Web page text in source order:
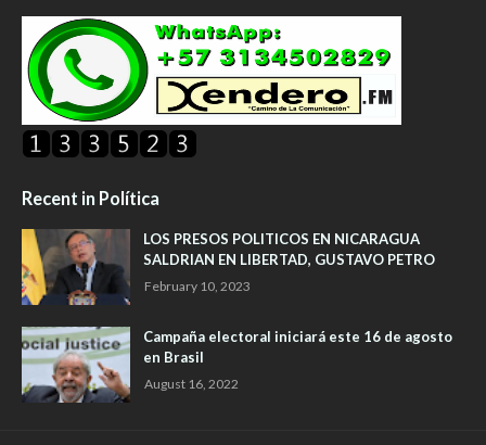
Recent in Política
LOS PRESOS POLITICOS EN NICARAGUA
SALDRIAN EN LIBERTAD, GUSTAVO PETRO
February 10, 2023
Campaña electoral iniciará este 16 de agosto
en Brasil
August 16, 2022